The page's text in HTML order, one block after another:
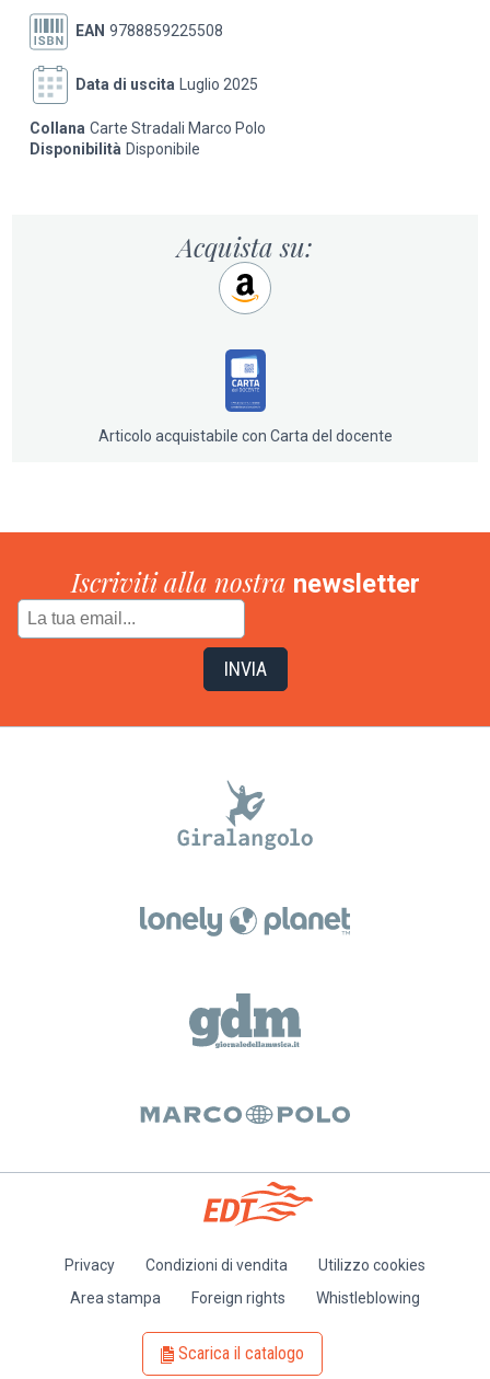
EAN 9788859225508
Data di uscita Luglio 2025
Collana Carte Stradali Marco Polo
Disponibilità Disponibile
Acquista su:
Articolo acquistabile con Carta del docente
Iscriviti alla nostra newsletter
Privacy Condizioni di vendita
Utilizzo cookies
Area stampa
Foreign rights Whistleblowing
Scarica il catalogo